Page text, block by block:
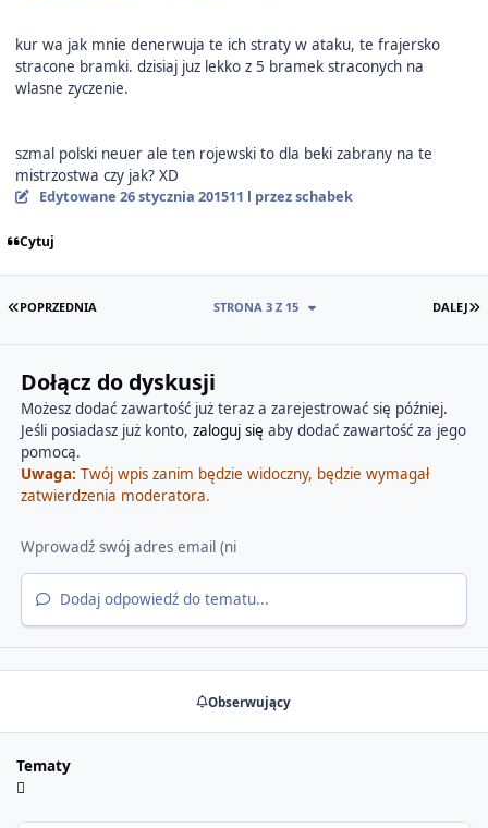
kur wa jak mnie denerwuja te ich straty w ataku, te frajersko
stracone bramki. dzisiaj juz lekko z 5 bramek straconych na
wlasne zyczenie.
szmal polski neuer ale ten rojewski to dla beki zabrany na te
mistrzostwa czy jak? XD
Edytowane 26 stycznia 201511 l przez schabek
Cytuj
PIERWSZA STRONA
POPRZEDNIA DALEJ
STRONA 3 Z 15
Dołącz do dyskusji
Możesz dodać zawartość już teraz a zarejestrować się później.
Jeśli posiadasz już konto, zaloguj się aby dodać zawartość za jego
pomocą.
Uwaga: Twój wpis zanim będzie widoczny, będzie wymagał
zatwierdzenia moderatora.
Dodaj odpowiedź do tematu...
Obserwujący
Tematy